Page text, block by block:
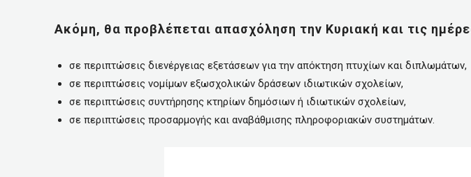
Ακόμη, θα προβλέπεται απασχόληση την Κυριακή και τις
σε περιπτώσεις διενέργειας εξετάσεων για την απόκτηση πτυχίων και διπλωμάτων,
σε περιπτώσεις νομίμων εξωσχολικών δράσεων ιδιωτικών σχολείων,
σε περιπτώσεις συντήρησης κτηρίων δημόσιων ή ιδιωτικών σχολείων,
σε περιπτώσεις προσαρμογής και αναβάθμισης πληροφοριακών συστημάτων.